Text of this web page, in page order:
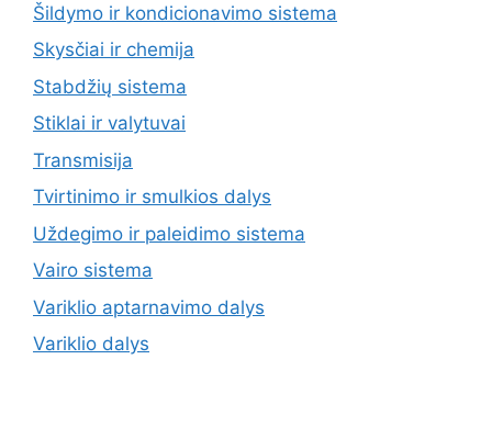
Šildymo ir kondicionavimo sistema
Skysčiai ir chemija
Stabdžių sistema
Stiklai ir valytuvai
Transmisija
Tvirtinimo ir smulkios dalys
Uždegimo ir paleidimo sistema
Vairo sistema
Variklio aptarnavimo dalys
Variklio dalys